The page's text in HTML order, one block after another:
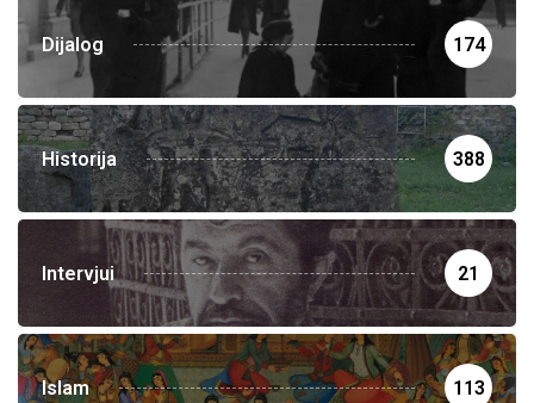
Dijalog 174
Historija 388
Intervjui 21
Islam 113